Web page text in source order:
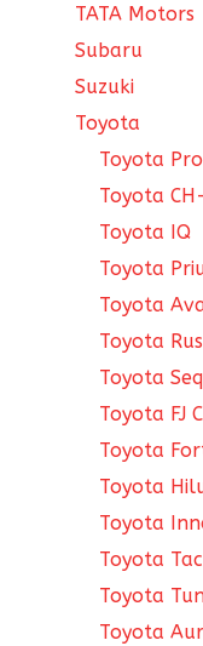
TATA Motors
Subaru
Suzuki
Toyota
Toyota
Toyota
Toyota IQ
Toyota
Toyota
Toyota
Toyota
Toyota FJ
Toyota
Toyota
Toyota
Toyota
Toyota
Toyota